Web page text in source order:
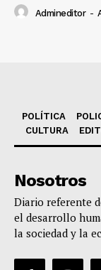
Admineditor -
POLÍTICA
CULTURA
Nosotros
Diario referente
el desarrollo
la sociedad y la